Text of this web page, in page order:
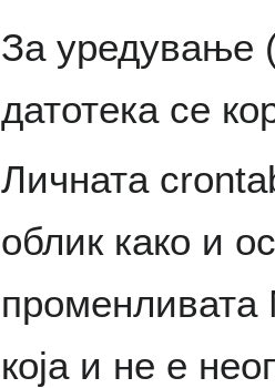
За уредување
датотека се
Личната
облик како и
променливата
која и не е